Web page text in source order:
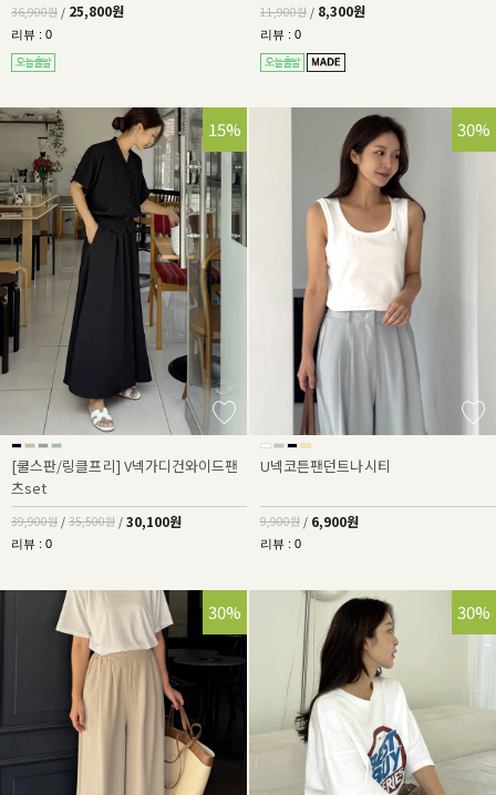
36,900원 / 25,800원
리뷰 : 0
11,900원 / 8,300원
리뷰 : 0
25%
15%
[쿨스판/링클프리] V넥가디건와이드팬
츠set
39,900원 / 35,500원 / 30,100원
리뷰 : 0
30%
U넥코튼팬던트나시티
9,900원 / 6,900원
리뷰 : 0
30% 30%